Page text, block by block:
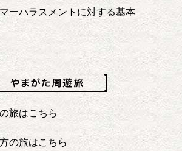
ーハラスメントに対する基本
旅はこちら
の旅はこちら